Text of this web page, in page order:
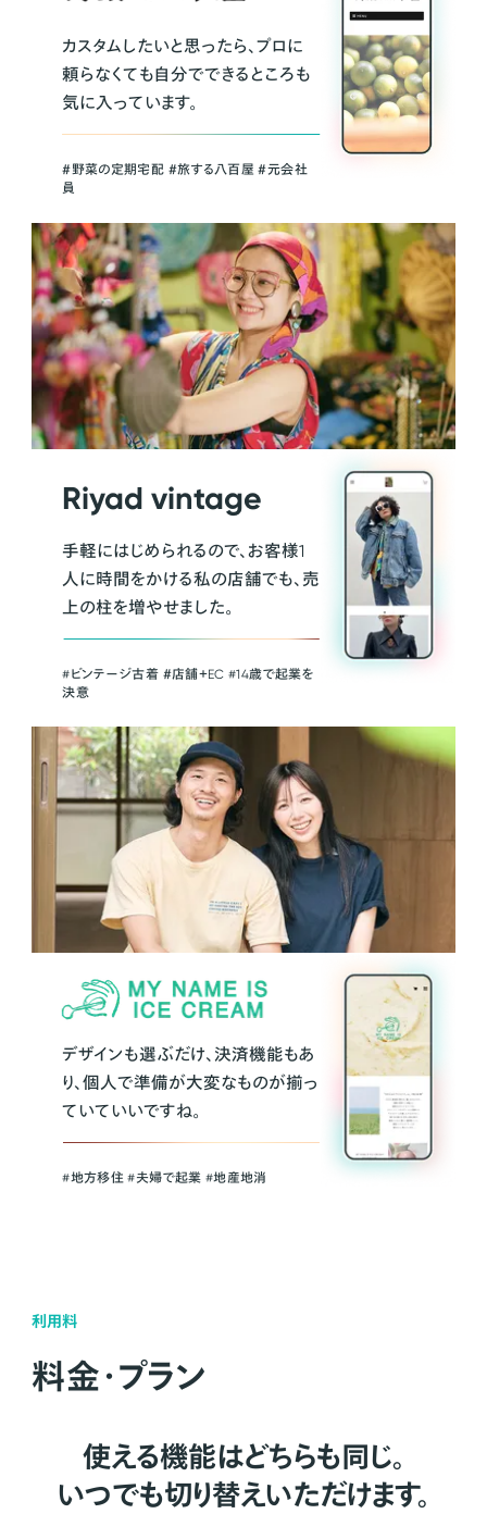
カスタムしたいと思ったら、プロに
頼らなくても自分でできるところも
気に入っています。
＃野菜の定期宅配 ＃旅する八百屋 ＃元会社
員
Riyad vintage
手軽にはじめられるので、お客様1
人に時間をかける私の店舗でも、売
上の柱を増やせました。
#ビンテージ古着 ＃店舗＋EC #14歳で起業を
決意
デザインも選ぶだけ、決済機能もあ
り、個人で準備が大変なものが揃っ
ていていいですね。
#地方移住 #夫婦で起業 #地産地消
利用料
料金・プラン
使える機能はどちらも同じ。
いつでも切り替えいただけます。